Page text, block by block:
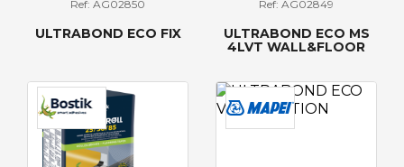
Ref: AG02850
ULTRABOND ECO FIX
Ref: AG02849
ULTRABOND ECO MS
4LVT WALL&FLOOR